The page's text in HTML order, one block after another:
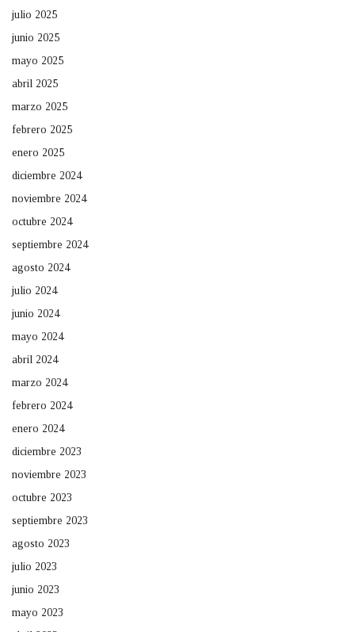
julio 2025
junio 2025
mayo 2025
abril 2025
marzo 2025
febrero 2025
enero 2025
diciembre 2024
noviembre 2024
octubre 2024
septiembre 2024
agosto 2024
julio 2024
junio 2024
mayo 2024
abril 2024
marzo 2024
febrero 2024
enero 2024
diciembre 2023
noviembre 2023
octubre 2023
septiembre 2023
agosto 2023
julio 2023
junio 2023
mayo 2023